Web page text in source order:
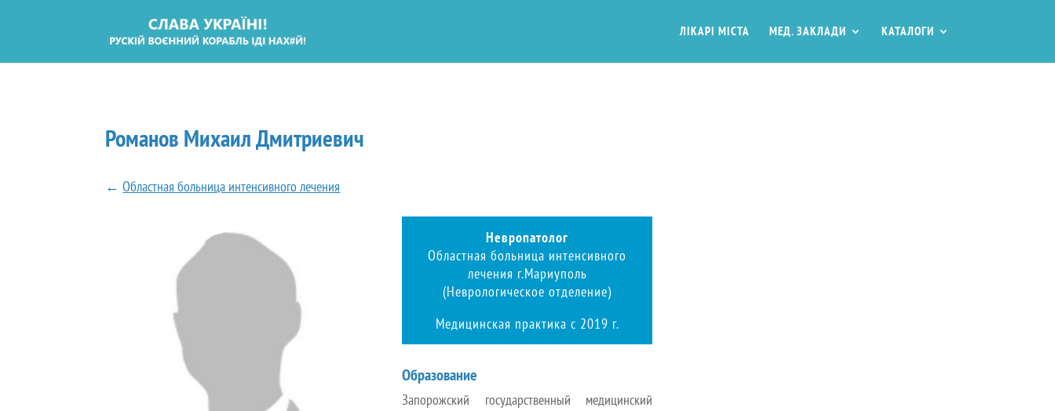
ЛІКАРІ МІСТА МЕД. ЗАКЛАДИ КАТАЛОГИ
Романов Михаил Дмитриевич
←Областная больница интенсивного лечения
Невропатолог
Областная больница интенсивного
лечения г.Мариуполь
(Неврологическое отделение)
Медицинская практика с 2019 г.
Образование
Запорожский государственный медицинский